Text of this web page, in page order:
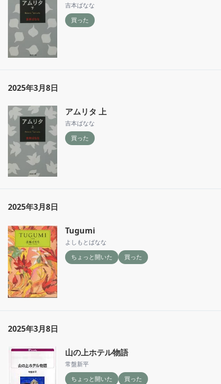
吉本ばなな
買った
2025年3月8日
アムリタ 上
吉本ばなな
買った
2025年3月8日
Tugumi
よしもとばなな
ちょっと開いた
買った
2025年3月8日
山の上ホテル物語
常盤新平
ちょっと開いた
買った